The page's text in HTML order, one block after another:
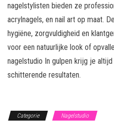
nagelstylisten bieden ze
acrylnagels, en nail art op maat.
hygiëne, zorgvuldigheid en
voor een natuurlijke look of
nagelstudio In gulpen krijg je
schitterende resultaten.
Categorie Nagelstudio